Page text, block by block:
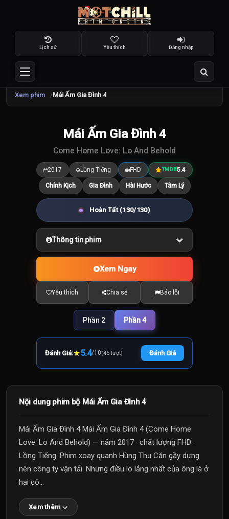
Lịch sử Yêu thích Đăng nhập
Xem phim Mái Ấm Gia Đình 4
5.4
Mái Ấm Gia Đình 4
Come Home Love: Lo And Behold
2017 Lồng Tiếng FHD TMDB5.4
Chính Kịch Gia Đình Hài Hước Tâm Lý
Hoàn Tất (130/130)
Thông tin phim
Xem Ngay
Yêu thích Chia sẻ Báo lỗi
Phần 2 Phần 4
Đánh Giá:★5.4/10(45 lượt) Đánh Giá
Nội dung phim bộ Mái Ấm Gia Đình 4
Mái Ấm Gia Đình 4 Mái Ấm Gia Đình 4 (Come Home
Love: Lo And Behold) — năm 2017 · chất lượng FHD ·
Lồng Tiếng. Phim xoay quanh Hùng Thụ Căn gầy dựng
nên công ty vận tải. Nhưng điều lo lắng nhất của ông là ở
hai cô...
Xem thêm